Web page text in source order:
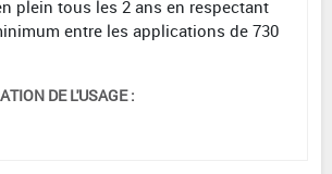
plein tous les 2 ans en respectant
entre les applications de 730
DE L'USAGE :